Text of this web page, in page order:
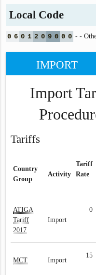
Local Code
0 6 0 1 2 0 9 0 0 0 - -
IMPORT
Import
Tariffs
Country
Group
Activity
Tariff
Rate
ATIGA
Tariff
2017
Import
0
MCT Import
15